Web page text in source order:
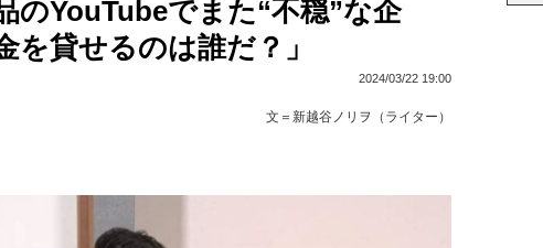
のYouTubeでまた“不穏”な企
貸せるのは誰だ？」
2024/03/22 19:00
文＝ 新越谷ノリヲ（ライター）